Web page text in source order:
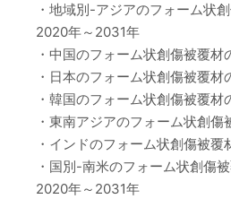
・地域別-アジアのフォーム状
2020年～2031年
・中国のフォーム状創傷被覆材
・日本のフォーム状創傷被覆材
・韓国のフォーム状創傷被覆材
・東南アジアのフォーム状創傷
・インドのフォーム状創傷被覆
・国別-南米のフォーム状創傷
2020年～2031年